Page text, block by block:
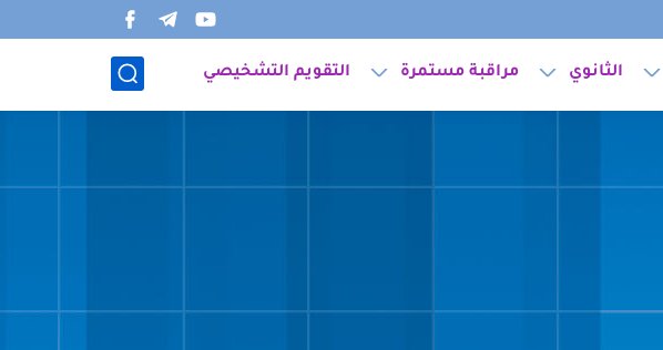
الثانوي مراقبة مستمرة التقويم التشخيصي